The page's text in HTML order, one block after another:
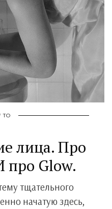
TO
лица. Про
про Glow.
тщательного
начатую здесь,